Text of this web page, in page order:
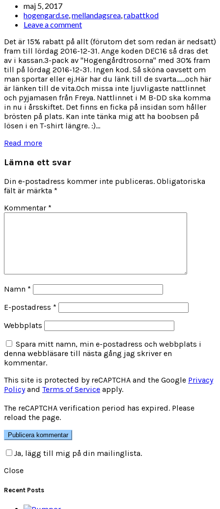
maj 5, 2017
hogengard.se,mellandagsrea,rabattkod
Leave a comment
Det är 15% rabatt på allt (förutom det som redan är nedsatt)
fram till lördag 2016-12-31. Ange koden DEC16 så dras det
av i kassan.3-pack av "Hogengårdtrosorna" med 30% fram
till på lördag 2016-12-31. Ingen kod. Så sköna oavsett om
man sportar eller ej.Här har du länk till de svarta......och här
är länken till de vita.Och missa inte ljuvligaste nattlinnet
och pyjamasen från Freya. Nattlinnet i M B-DD ska komma
in nu i årsskiftet. Det finns en ficka på insidan som håller
brösten på plats. Kan inte tänka mig att ha boobsen på
lösen i en T-shirt längre. :)...
Read more
Lämna ett svar
Din e-postadress kommer inte publiceras. Obligatoriska
fält är märkta *
Kommentar *
Namn *
E-postadress *
Webbplats
Spara mitt namn, min e-postadress och webbplats i
denna webbläsare till nästa gång jag skriver en
kommentar.
This site is protected by reCAPTCHA and the Google Privacy
Policyand Terms of Service apply.
The reCAPTCHA verification period has expired. Please
reload the page.
Ja, lägg till mig på din mailinglista.
Close
Recent Posts